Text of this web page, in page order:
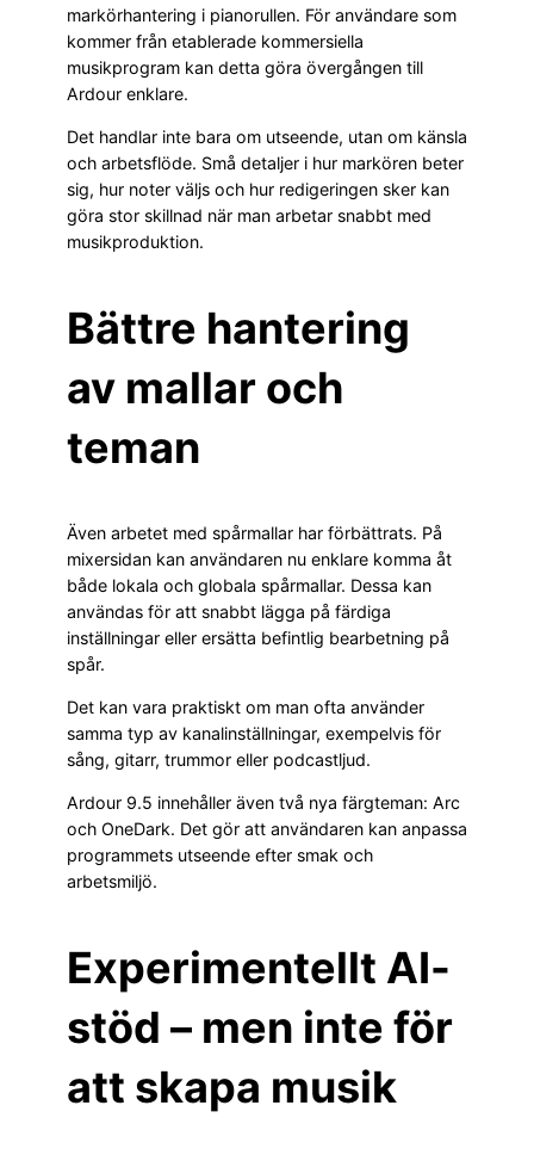
markörhantering i pianorullen. För användare som
kommer från etablerade kommersiella
musikprogram kan detta göra övergången till
Ardour enklare.
Det handlar inte bara om utseende, utan om känsla
och arbetsflöde. Små detaljer i hur markören beter
sig, hur noter väljs och hur redigeringen sker kan
göra stor skillnad när man arbetar snabbt med
musikproduktion.
Bättre hantering
av mallar och
teman
Även arbetet med spårmallar har förbättrats. På
mixersidan kan användaren nu enklare komma åt
både lokala och globala spårmallar. Dessa kan
användas för att snabbt lägga på färdiga
inställningar eller ersätta befintlig bearbetning på
spår.
Det kan vara praktiskt om man ofta använder
samma typ av kanalinställningar, exempelvis för
sång, gitarr, trummor eller podcastljud.
Ardour 9.5 innehåller även två nya färgteman: Arc
och OneDark. Det gör att användaren kan anpassa
programmets utseende efter smak och
arbetsmiljö.
Experimentellt AI-
stöd – men inte för
att skapa musik